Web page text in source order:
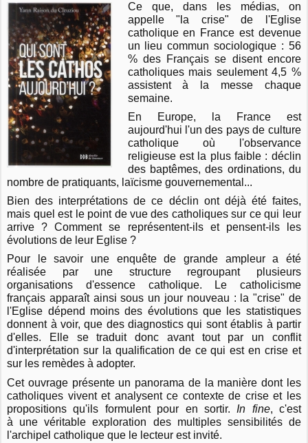
Ce que, dans les médias, on
appelle "la crise" de l'Eglise
catholique en France est devenue
un lieu commun sociologique : 56
% des Français se disent encore
catholiques mais seulement 4,5 %
assistent à la messe chaque
semaine.
En Europe, la France est
aujourd'hui l'un des pays de culture
catholique où l'observance
religieuse est la plus faible : déclin
des baptêmes, des ordinations, du
nombre de pratiquants, laïcisme gouvernemental...
Bien des interprétations de ce déclin ont déjà été faites,
mais quel est le point de vue des catholiques sur ce qui leur
arrive ? Comment se représentent-ils et pensent-ils les
évolutions de leur Eglise ?
Pour le savoir une enquête de grande ampleur a été
réalisée par une structure regroupant plusieurs
organisations d'essence catholique. Le catholicisme
français apparaît ainsi sous un jour nouveau : la "crise" de
l'Eglise dépend moins des évolutions que les statistiques
donnent à voir, que des diagnostics qui sont établis à partir
d'elles. Elle se traduit donc avant tout par un conflit
d'interprétation sur la qualification de ce qui est en crise et
sur les remèdes à adopter.
Cet ouvrage présente un panorama de la manière dont les
catholiques vivent et analysent ce contexte de crise et les
propositions qu'ils formulent pour en sortir. In fine, c'est
à une véritable exploration des multiples sensibilités de
l'archipel catholique que le lecteur est invité.